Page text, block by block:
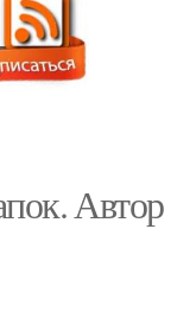
Автор